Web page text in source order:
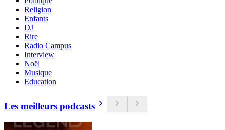
Religion
Enfants
DJ
Rire
Radio Campus
Interview
Noël
Musique
Education
Les meilleurs podcasts